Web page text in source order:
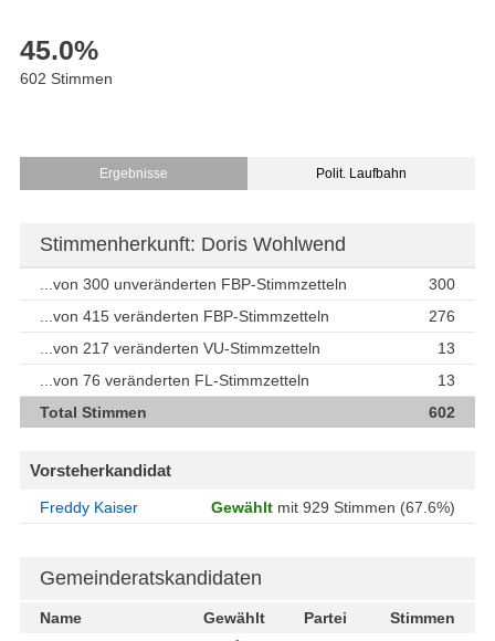
45.0%
602 Stimmen
Ergebnisse Polit. Laufbahn
Stimmenherkunft: Doris Wohlwend
...von 300 unveränderten FBP-Stimmzetteln
300
...von 415 veränderten FBP-Stimmzetteln
276
...von 217 veränderten VU-Stimmzetteln
13
...von 76 veränderten FL-Stimmzetteln
13
Total Stimmen
602
Vorsteherkandidat
Freddy Kaiser Gewählt mit 929 Stimmen (67.6%)
Gemeinderatskandidaten
Name Gewählt Partei
Stimmen